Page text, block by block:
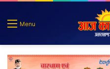
Menu